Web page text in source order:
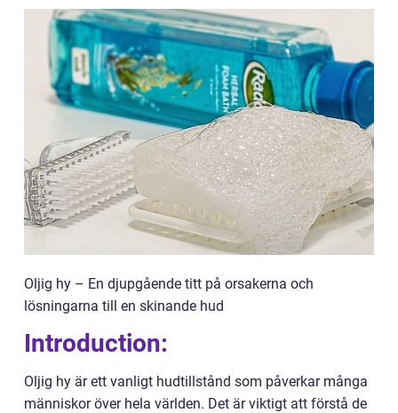
Oljig hy – En djupgående titt på orsakerna och
lösningarna till en skinande hud
Introduction:
Oljig hy är ett vanligt hudtillstånd som påverkar många
människor över hela världen. Det är viktigt att förstå de